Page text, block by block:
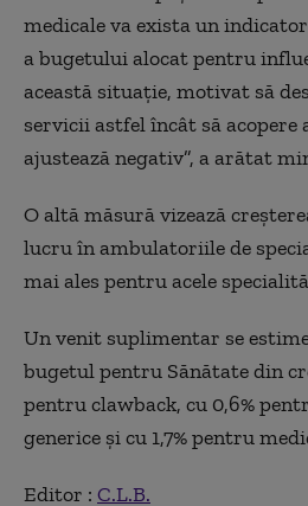
medicale va exista un
a bugetului alocat pentru
această situaţie, motivat să
servicii astfel încât să acopere
ajustează negativ”, a arătat
O altă măsură vizează
lucru în ambulatoriile de
mai ales pentru acele
Un venit suplimentar se
bugetul pentru Sănătate din
pentru clawback, cu 0,6%
generice şi cu 1,7% pentru
Editor : C.L.B.